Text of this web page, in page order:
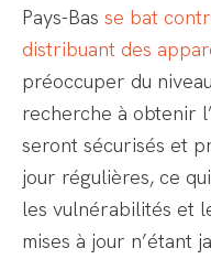
Pays-Bas se bat
distribuant des
préoccuper du
recherche à obtenir
seront sécurisés et
jour régulières, ce
les vulnérabilités et
mises à jour n’étant